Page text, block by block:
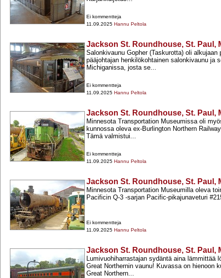
Ei kommentteja
11.09.2025 Hannu Peltola
Jackson St. Roundhouse, St. Paul,
Salonkivaunu Gopher (Taskurotta) oli alkujaan
pääjohtajan henkilökohtainen salonkivaunu ja
Michiganissa, josta se...
Ei kommentteja
11.09.2025 Hannu Peltola
Jackson St. Roundhouse, St. Paul,
Minnesota Transportation Museumissa oli
kunnossa oleva ex-​Burlington Northern
Tämä valmistui...
Ei kommentteja
11.09.2025 Hannu Peltola
Jackson St. Roundhouse, St. Paul,
Minnesota Transportation Museumilla oleva
Pacificin Q-​​3 -​​sarjan Pacific-​​pikajunaveturi
Ei kommentteja
11.09.2025 Hannu Peltola
Jackson St. Roundhouse, St. Paul,
Lumivuohiharrastajan sydäntä aina lämmittää
Great Northernin vaunu! Kuvassa on hienoon
Great Northern...